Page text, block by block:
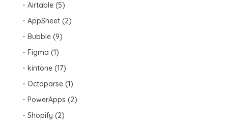
Airtable (5)
AppSheet (2)
Bubble (9)
Figma (1)
kintone (17)
Octoparse (1)
PowerApps (2)
Shopify (2)